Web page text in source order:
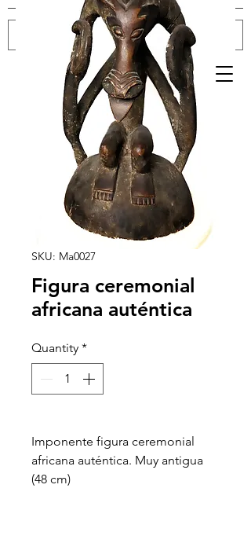
Log In
SKU: Ma0027
Figura ceremonial
africana auténtica
Quantity *
Imponente figura ceremonial
africana auténtica. Muy antigua
(48 cm)